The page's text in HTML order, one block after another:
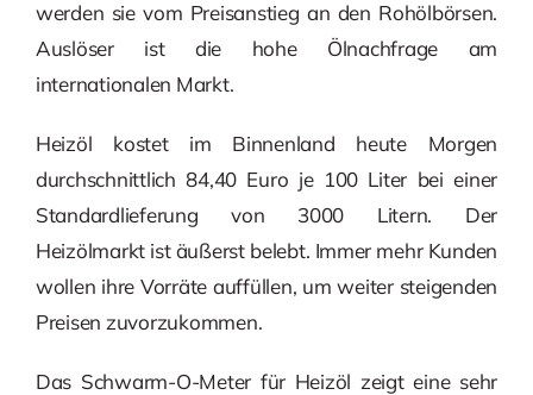
werden sie vom Preisanstieg an den Rohölbörsen.
Auslöser ist die hohe Ölnachfrage am
internationalen Markt.
Heizöl kostet im Binnenland heute Morgen
durchschnittlich 84,40 Euro je 100 Liter bei einer
Standardlieferung von 3000 Litern. Der
Heizölmarkt ist äußerst belebt. Immer mehr Kunden
wollen ihre Vorräte auffüllen, um weiter steigenden
Preisen zuvorzukommen.
Das Schwarm-O-Meter für Heizöl zeigt eine sehr